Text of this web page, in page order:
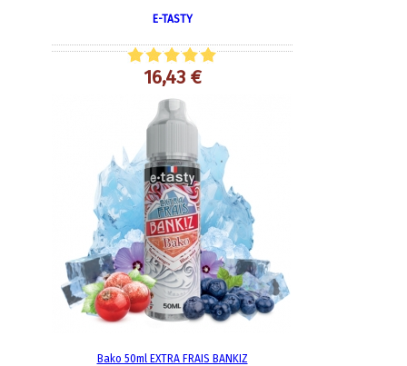
E-TASTY
16,43 €
Bako 50ml EXTRA FRAIS BANKIZ